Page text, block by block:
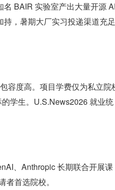
BAIR 实验室产出大量开源
，暑期大厂实习投递渠道充
容度高。项目学费仅为私立院
学生。U.S.News2026 就业统
、Anthropic 长期联合开展课
首选院校。